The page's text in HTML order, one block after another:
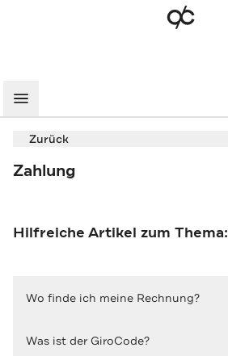
Menü
Zurück
Zahlung
Hilfreiche Artikel zum Thema:
Wo finde ich meine Rechnung?
Was ist der GiroCode?